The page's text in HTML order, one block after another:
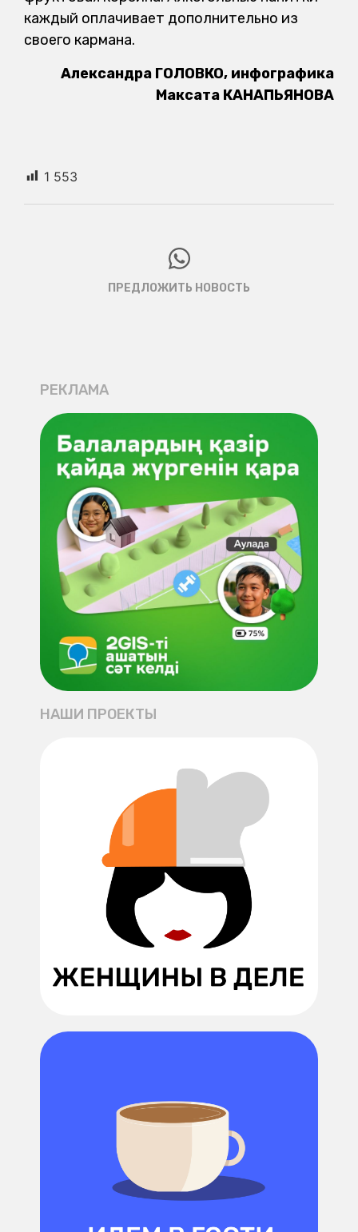
каждый оплачивает дополнительно из
своего кармана.
Александра ГОЛОВКО, инфографика
Максата КАНАПЬЯНОВА
1 553
ПРЕДЛОЖИТЬ НОВОСТЬ
РЕКЛАМА
НАШИ ПРОЕКТЫ